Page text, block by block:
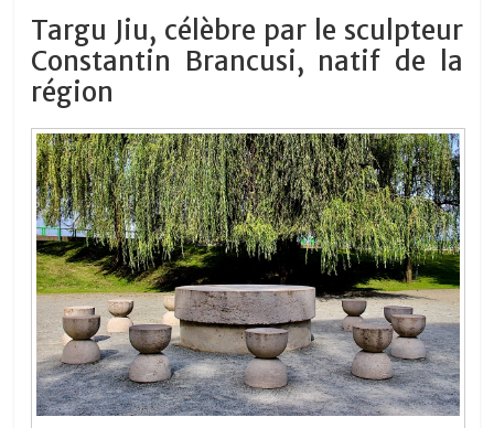
Targu Jiu, célèbre par le sculpteur
Constantin Brancusi, natif de la
région